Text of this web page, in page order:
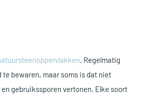
. Regelmatig
bewaren, maar soms is dat niet
gebruikssporen vertonen. Elke soort